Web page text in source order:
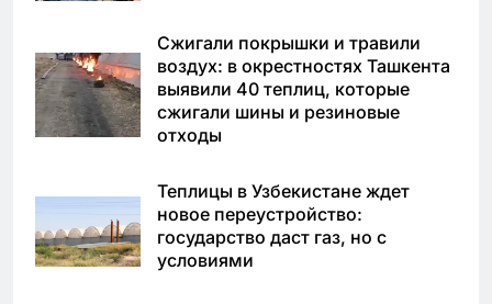
Сжигали покрышки и травили
воздух: в окрестностях Ташкента
выявили 40 теплиц, которые
сжигали шины и резиновые
отходы
Теплицы в Узбекистане ждет
новое переустройство:
государство даст газ, но с
условиями